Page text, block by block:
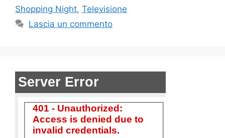
Shopping Night, Televisione
Lascia un commento